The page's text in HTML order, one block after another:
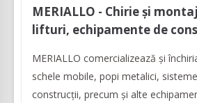
MERIALLO - Chirie și
lifturi, echipamente de
MERIALLO comercializează și
schele mobile, popi metalici,
construcții, precum și alte